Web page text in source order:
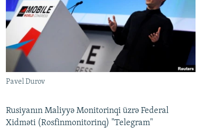
Pavel Durov
Rusiyanın Maliyyə Monitorinqi üzrə Federal
Xidməti (Rosfinmonitorinq) "Telegram"